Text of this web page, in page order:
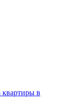
квартиры в